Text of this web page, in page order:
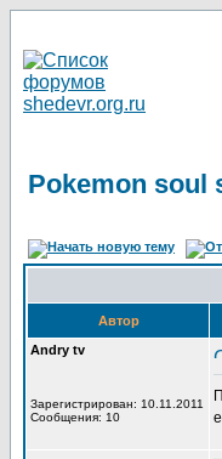
Pokemon soul
Автор
Andry tv
Зарегистрирован: 10.11.2011
Сообщения: 10